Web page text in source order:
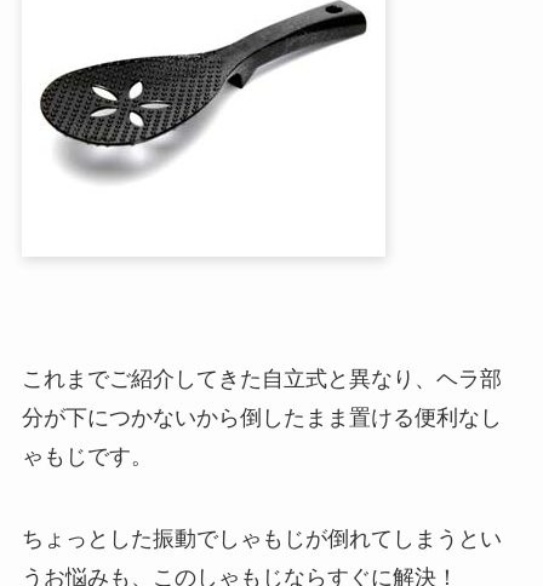
これまでご紹介してきた自立式と異なり、ヘラ部
分が下につかないから倒したまま置ける便利なし
ゃもじです。
ちょっとした振動でしゃもじが倒れてしまうとい
うお悩みも、このしゃもじならすぐに解決！